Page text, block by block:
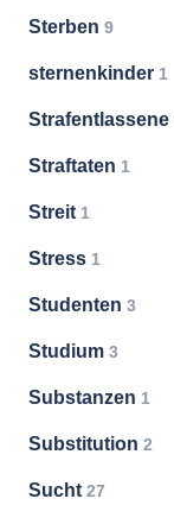
Sterben 9
sternenkinder 1
Strafentlassene
Straftaten 1
Streit 1
Stress 1
Studenten 3
Studium 3
Substanzen 1
Substitution 2
Sucht 27